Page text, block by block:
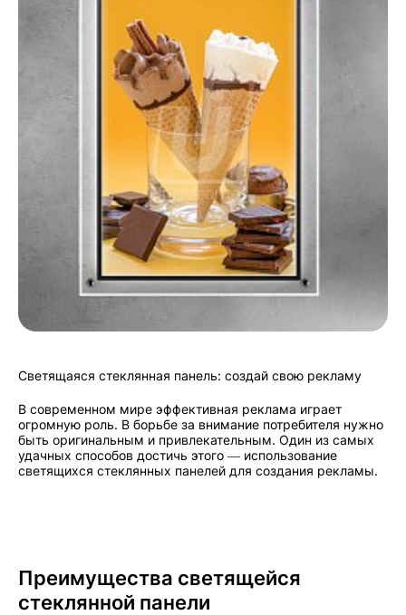
Светящаяся стеклянная панель: создай свою рекламу
В современном мире эффективная реклама играет
огромную роль. В борьбе за внимание потребителя нужно
быть оригинальным и привлекательным. Один из самых
удачных способов достичь этого — использование
светящихся стеклянных панелей для создания рекламы.
Преимущества светящейся
стеклянной панели